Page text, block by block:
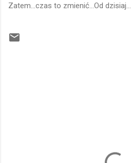
Zatem...czas to zmienić...Od dzisiaj...